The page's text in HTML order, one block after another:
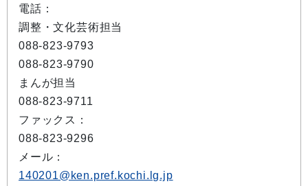
電話：
調整・文化芸術担当
088-823-9793
088-823-9790
まんが担当
088-823-9711
ファックス：
088-823-9296
メール：
140201@ken.pref.kochi.lg.jp